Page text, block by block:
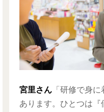
宮里さん 「研修で身
あります。ひとつは『